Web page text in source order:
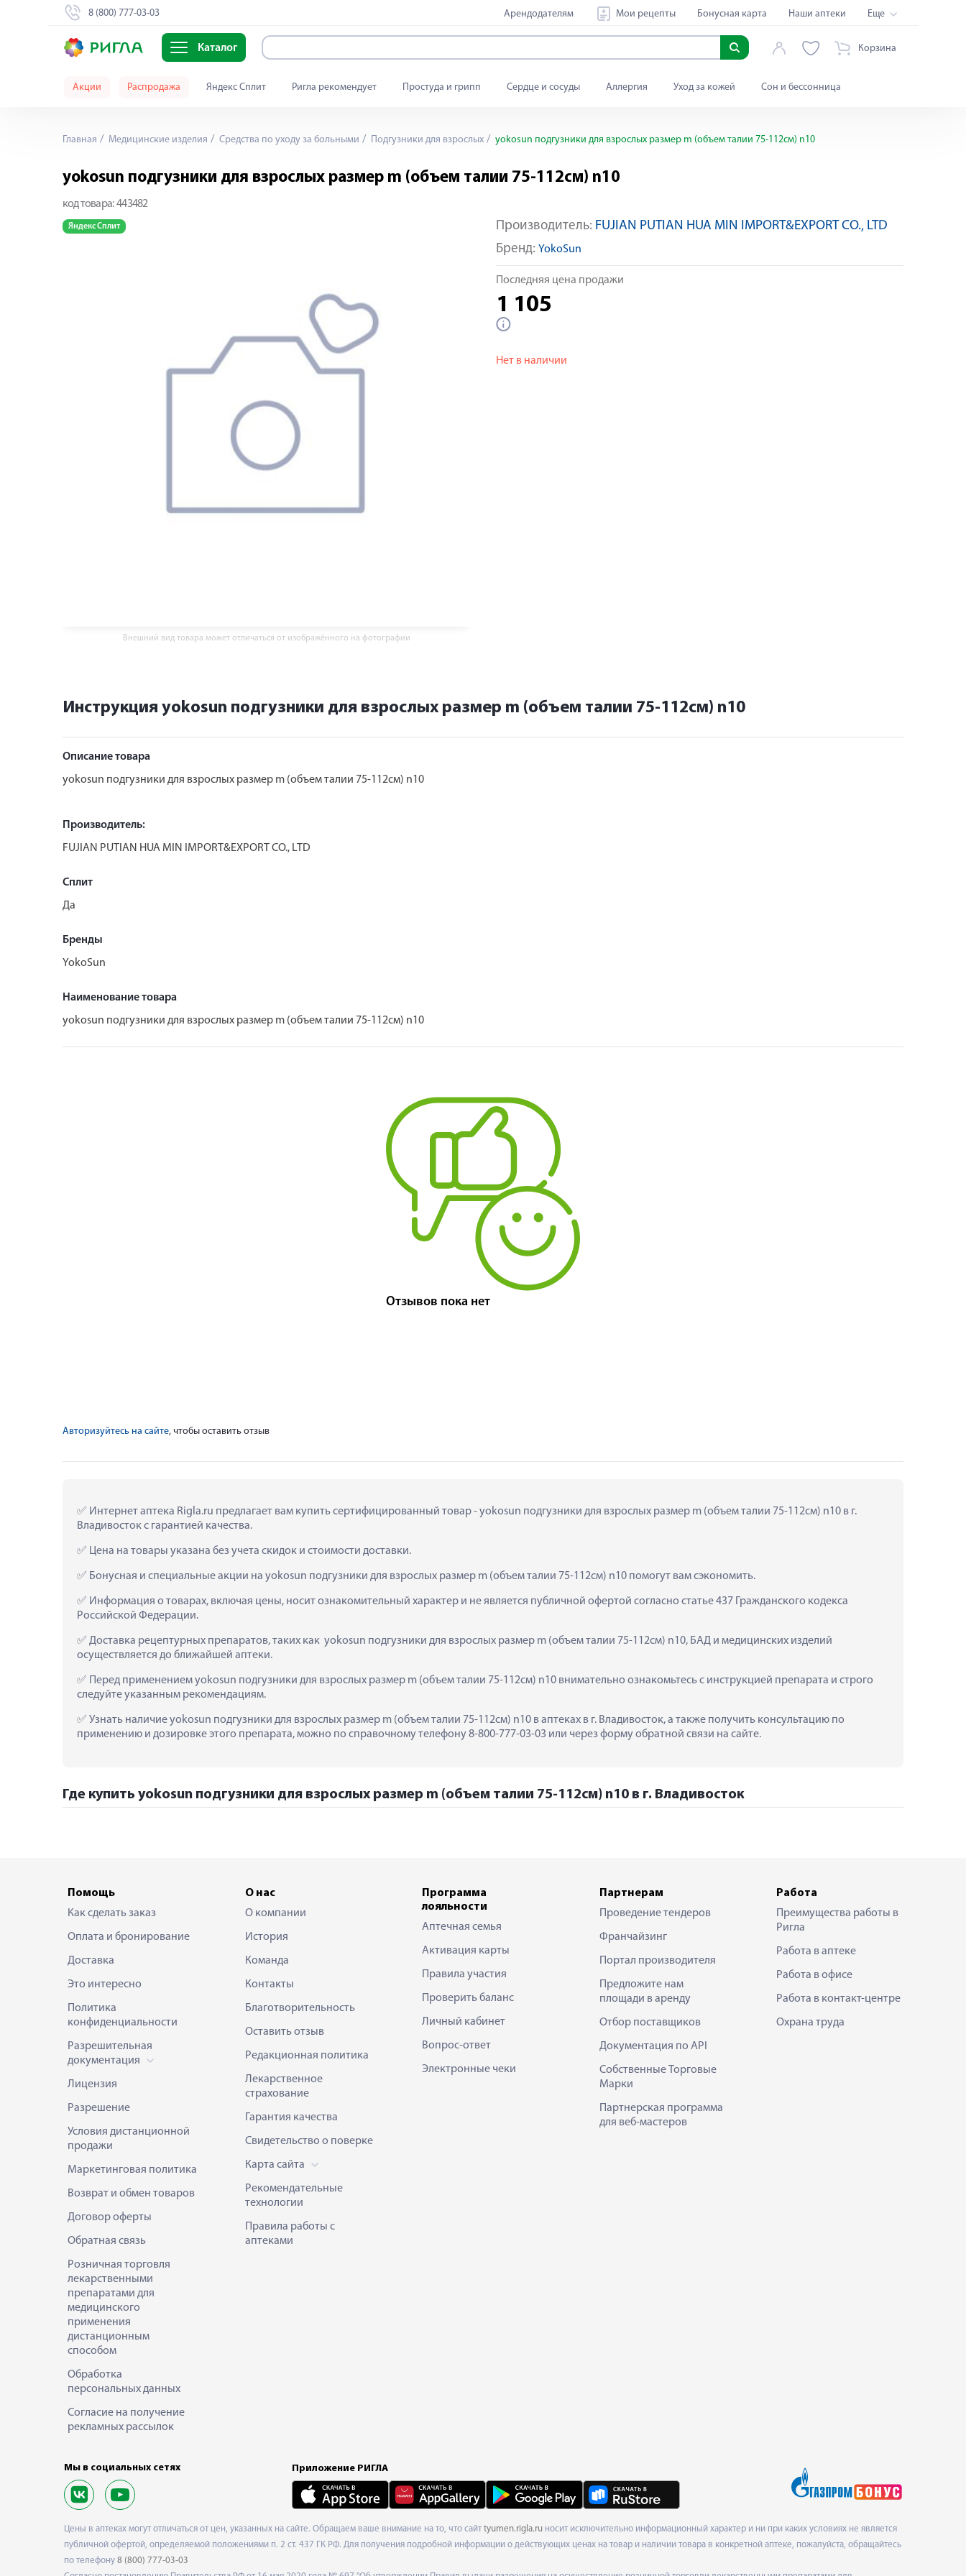
8 (800) 777-03-03 Арендодателям Мои рецепты Бонусная карта Наши аптеки Еще
Каталог Корзина
Акции Распродажа Яндекс Сплит Ригла рекомендует Простуда и грипп Сердце и сосуды Аллергия Уход за кожей Сон и бессонница
Главная Медицинские изделия Средства по уходу за больными Подгузники для взрослых yokosun подгузники для взрослых размер m (объем талии 75-112см) n10
yokosun подгузники для взрослых размер m (объем талии 75-112см) n10
код товара: 443482
Яндекс Сплит
Внешний вид товара может отличаться от изображённого на фотографии
Производитель: FUJIAN PUTIAN HUA MIN IMPORT&EXPORT CO., LTD
Бренд: YokoSun
Последняя цена продажи
1 105
Нет в наличии
Инструкция yokosun подгузники для взрослых размер m (объем талии 75-112см) n10
Описание товара
yokosun подгузники для взрослых размер m (объем талии 75-112см) n10
Производитель:
FUJIAN PUTIAN HUA MIN IMPORT&EXPORT CO., LTD
Сплит
Да
Бренды
YokoSun
Наименование товара
yokosun подгузники для взрослых размер m (объем талии 75-112см) n10
Отзывов пока нет
Авторизуйтесь на сайте, чтобы оставить отзыв
Интернет аптека Rigla.ru предлагает вам купить сертифицированный товар - yokosun подгузники для взрослых размер m (объем талии 75-112см) n10 в г.
Владивосток с гарантией качества.
Цена на товары указана без учета скидок и стоимости доставки.
Бонусная и специальные акции на yokosun подгузники для взрослых размер m (объем талии 75-112см) n10 помогут вам сэкономить.
Информация о товарах, включая цены, носит ознакомительный характер и не является публичной офертой согласно статье 437 Гражданского кодекса
Российской Федерации.
Доставка рецептурных препаратов, таких как  yokosun подгузники для взрослых размер m (объем талии 75-112см) n10, БАД и медицинских изделий
осуществляется до ближайшей аптеки.
Перед применением yokosun подгузники для взрослых размер m (объем талии 75-112см) n10 внимательно ознакомьтесь с инструкцией препарата и строго
следуйте указанным рекомендациям.
Узнать наличие yokosun подгузники для взрослых размер m (объем талии 75-112см) n10 в аптеках в г. Владивосток, а также получить консультацию по
применению и дозировке этого препарата, можно по справочному телефону 8-800-777-03-03 или через форму обратной связи на сайте.
Где купить yokosun подгузники для взрослых размер m (объем талии 75-112см) n10 в г. Владивосток
Помощь
Как сделать заказ
Оплата и бронирование
Доставка
Это интересно
Политика
конфиденциальности
Разрешительная
документация
Лицензия
Разрешение
Условия дистанционной
продажи
Маркетинговая политика
Возврат и обмен товаров
Договор оферты
Обратная связь
Розничная торговля
лекарственными
препаратами для
медицинского
применения
дистанционным
способом
Обработка
персональных данных
Согласие на получение
рекламных рассылок
О нас
О компании
История
Команда
Контакты
Благотворительность
Оставить отзыв
Редакционная политика
Лекарственное
страхование
Гарантия качества
Свидетельство о поверке
Карта сайта
Рекомендательные
технологии
Правила работы с
аптеками
Программа
лояльности
Аптечная семья
Активация карты
Правила участия
Проверить баланс
Личный кабинет
Вопрос-ответ
Электронные чеки
Партнерам
Проведение тендеров
Франчайзинг
Портал производителя
Предложите нам
площади в аренду
Отбор поставщиков
Документация по API
Собственные Торговые
Марки
Партнерская программа
для веб-мастеров
Работа
Преимущества работы в
Ригла
Работа в аптеке
Работа в офисе
Работа в контакт-центре
Охрана труда
Мы в социальных сетях Приложение РИГЛА
Цены в аптеках могут отличаться от цен, указанных на сайте. Обращаем ваше внимание на то, что сайт tyumen.rigla.ru носит исключительно информационный характер и ни при каких условиях не является
публичной офертой, определяемой положениями п. 2 ст. 437 ГК РФ. Для получения подробной информации о действующих ценах на товар и наличии товара в конкретной аптеке, пожалуйста, обращайтесь
по телефону 8 (800) 777-03-03